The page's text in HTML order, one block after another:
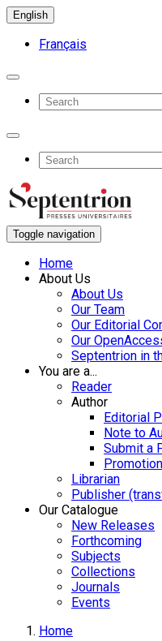
English
Français
Toggle navigation
Home
About Us
About Us
Our Team
Our Editorial
Our
Septentrion in
You are a...
Reader
Author
Editorial
Note to
Submit a
Librarian
Publisher
Our Catalogue
New Releases
Forthcoming
Subjects
Collections
Journals
Events
Home